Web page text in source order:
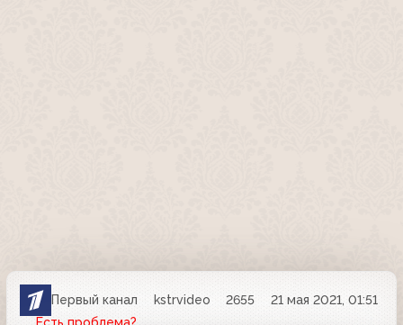
Первый канал kstrvideo 2655
21 мая 2021, 01:51
Есть проблема?